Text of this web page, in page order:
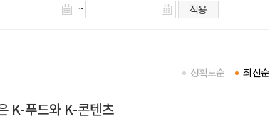
~ 적용
최신순
정확도순
K-푸드와 K-콘텐츠